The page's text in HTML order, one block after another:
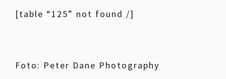
[table “125” not found /]
Foto: Peter Dane Photography